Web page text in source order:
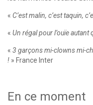
« C’est malin, c’est taquin,
« Un régal pour l’ouïe autant
« 3 garçons mi-clowns mi-
! » France Inter
En ce moment